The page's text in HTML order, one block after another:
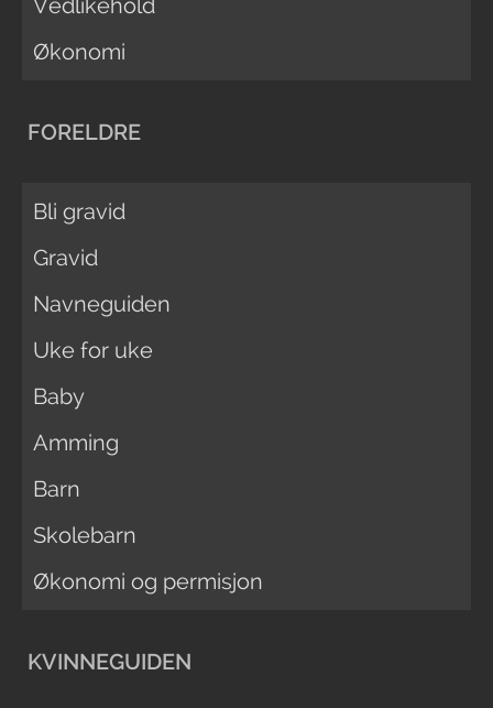
Vedlikehold
Økonomi
FORELDRE
Bli gravid
Gravid
Navneguiden
Uke for uke
Baby
Amming
Barn
Skolebarn
Økonomi og permisjon
KVINNEGUIDEN